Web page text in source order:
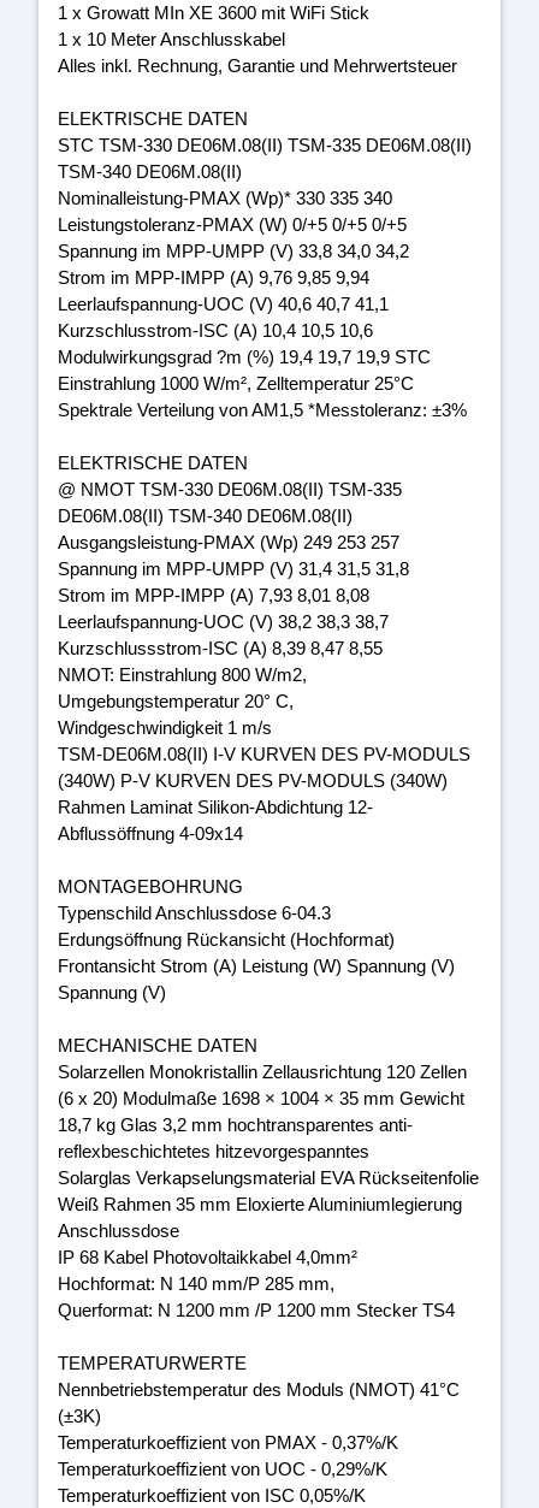
1 x Growatt MIn XE 3600 mit WiFi Stick
1 x 10 Meter Anschlusskabel
Alles inkl. Rechnung, Garantie und Mehrwertsteuer
ELEKTRISCHE DATEN
STC TSM-330 DE06M.08(II) TSM-335 DE06M.08(II)
TSM-340 DE06M.08(II)
Nominalleistung-PMAX (Wp)* 330 335 340
Leistungstoleranz-PMAX (W) 0/+5 0/+5 0/+5
Spannung im MPP-UMPP (V) 33,8 34,0 34,2
Strom im MPP-IMPP (A) 9,76 9,85 9,94
Leerlaufspannung-UOC (V) 40,6 40,7 41,1
Kurzschlusstrom-ISC (A) 10,4 10,5 10,6
Modulwirkungsgrad ?m (%) 19,4 19,7 19,9 STC
Einstrahlung 1000 W/m², Zelltemperatur 25°C
Spektrale Verteilung von AM1,5 *Messtoleranz: ±3%
ELEKTRISCHE DATEN
@ NMOT TSM-330 DE06M.08(II) TSM-335
DE06M.08(II) TSM-340 DE06M.08(II)
Ausgangsleistung-PMAX (Wp) 249 253 257
Spannung im MPP-UMPP (V) 31,4 31,5 31,8
Strom im MPP-IMPP (A) 7,93 8,01 8,08
Leerlaufspannung-UOC (V) 38,2 38,3 38,7
Kurzschlussstrom-ISC (A) 8,39 8,47 8,55
NMOT: Einstrahlung 800 W/m2,
Umgebungstemperatur 20° C,
Windgeschwindigkeit 1 m/s
TSM-DE06M.08(II) I-V KURVEN DES PV-MODULS
(340W) P-V KURVEN DES PV-MODULS (340W)
Rahmen Laminat Silikon-Abdichtung 12-
Abflussöffnung 4-09x14
MONTAGEBOHRUNG
Typenschild Anschlussdose 6-04.3
Erdungsöffnung Rückansicht (Hochformat)
Frontansicht Strom (A) Leistung (W) Spannung (V)
Spannung (V)
MECHANISCHE DATEN
Solarzellen Monokristallin Zellausrichtung 120 Zellen
(6 x 20) Modulmaße 1698 × 1004 × 35 mm Gewicht
18,7 kg Glas 3,2 mm hochtransparentes anti-
reflexbeschichtetes hitzevorgespanntes
Solarglas Verkapselungsmaterial EVA Rückseitenfolie
Weiß Rahmen 35 mm Eloxierte Aluminiumlegierung
Anschlussdose
IP 68 Kabel Photovoltaikkabel 4,0mm²
Hochformat: N 140 mm/P 285 mm,
Querformat: N 1200 mm /P 1200 mm Stecker TS4
TEMPERATURWERTE
Nennbetriebstemperatur des Moduls (NMOT) 41°C
(±3K)
Temperaturkoeffizient von PMAX - 0,37%/K
Temperaturkoeffizient von UOC - 0,29%/K
Temperaturkoeffizient von ISC 0,05%/K